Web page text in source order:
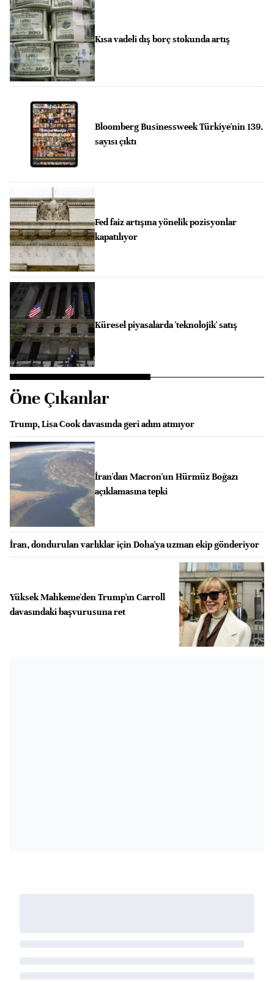
Kısa vadeli dış borç stokunda artış
Bloomberg Businessweek Türkiye'nin 139.
sayısı çıktı
Fed faiz artışına yönelik pozisyonlar
kapatılıyor
Küresel piyasalarda 'teknolojik' satış
Öne Çıkanlar
Trump, Lisa Cook davasında geri adım atmıyor
İran'dan Macron'un Hürmüz Boğazı
açıklamasına tepki
İran, dondurulan varlıklar için Doha'ya uzman ekip gönderiyor
Yüksek Mahkeme'den Trump'ın Carroll
davasındaki başvurusuna ret